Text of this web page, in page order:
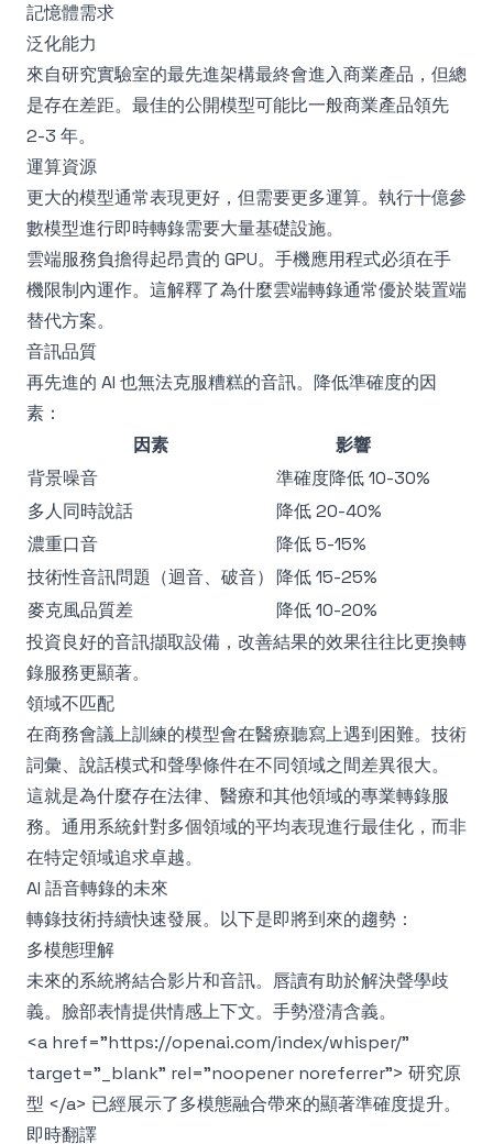
記憶體需求
泛化能力
來自研究實驗室的最先進架構最終會進入商業產品，但總
是存在差距。最佳的公開模型可能比一般商業產品領先
2-3 年。
運算資源
更大的模型通常表現更好，但需要更多運算。執行十億參
數模型進行即時轉錄需要大量基礎設施。
雲端服務負擔得起昂貴的 GPU。手機應用程式必須在手
機限制內運作。這解釋了為什麼雲端轉錄通常優於裝置端
替代方案。
音訊品質
再先進的 AI 也無法克服糟糕的音訊。降低準確度的因
素：
因素
影響
背景噪音
準確度降低 10-30%
多人同時說話
降低 20-40%
濃重口音
降低 5-15%
技術性音訊問題（迴音、破音）
降低 15-25%
麥克風品質差
降低 10-20%
投資良好的音訊擷取設備，改善結果的效果往往比更換轉
錄服務更顯著。
領域不匹配
在商務會議上訓練的模型會在醫療聽寫上遇到困難。技術
詞彙、說話模式和聲學條件在不同領域之間差異很大。
這就是為什麼存在法律、醫療和其他領域的專業轉錄服
務。通用系統針對多個領域的平均表現進行最佳化，而非
在特定領域追求卓越。
AI 語音轉錄的未來
轉錄技術持續快速發展。以下是即將到來的趨勢：
多模態理解
未來的系統將結合影片和音訊。唇讀有助於解決聲學歧
義。臉部表情提供情感上下文。手勢澄清含義。
<a href="https://openai.com/index/whisper/"
target="_blank" rel="noopener noreferrer"> 研究原
型 </a> 已經展示了多模態融合帶來的顯著準確度提升。
即時翻譯